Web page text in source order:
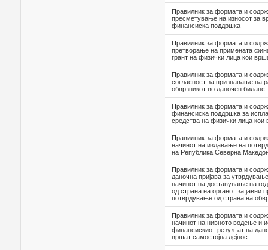
Правилник за формата и
пресметување на износот за
финансиска поддршка
Правилник за формата и
претворање на примената
грант на физички лица кои
Правилник за формата и
согласност за признавање на
обврзникот во даночен биланс
Правилник за формата и
финансиска поддршка за
средства на физички лица кои
Правилник за формата и
начинот на издавање на
на Република Северна
Правилник за формата и
даночна пријава за
начинот на доставување на
од страна на органот за јавни
потврдување од страна на
Правилник за формата и
начинот на нивното водење и
финансискиот резултат на
вршат самостојна дејност